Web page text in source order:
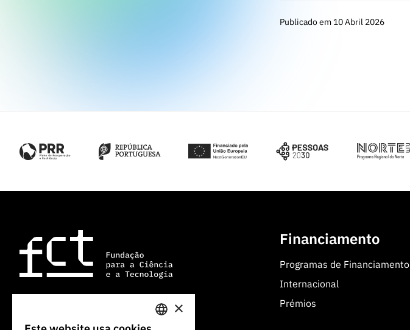
Publicado em 10 Abril 2026
Av. do Brasil, 101
Financiamento
Programas de Financiamento
Internacional
Prémios
×